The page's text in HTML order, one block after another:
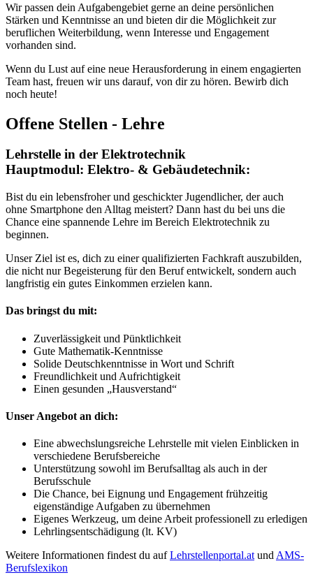
Wir passen dein Aufgabengebiet gerne an deine persönlichen
Stärken und Kenntnisse an und bieten dir die Möglichkeit zur
beruflichen Weiterbildung, wenn Interesse und Engagement
vorhanden sind.
Wenn du Lust auf eine neue Herausforderung in einem engagierten
Team hast, freuen wir uns darauf, von dir zu hören. Bewirb dich
noch heute!
Offene Stellen - Lehre
Lehrstelle in der Elektrotechnik
Hauptmodul: Elektro- & Gebäudetechnik:
Bist du ein lebensfroher und geschickter Jugendlicher, der auch
ohne Smartphone den Alltag meistert? Dann hast du bei uns die
Chance eine spannende Lehre im Bereich Elektrotechnik zu
beginnen.
Unser Ziel ist es, dich zu einer qualifizierten Fachkraft auszubilden,
die nicht nur Begeisterung für den Beruf entwickelt, sondern auch
langfristig ein gutes Einkommen erzielen kann.
Das bringst du mit:
Zuverlässigkeit und Pünktlichkeit
Gute Mathematik-Kenntnisse
Solide Deutschkenntnisse in Wort und Schrift
Freundlichkeit und Aufrichtigkeit
Einen gesunden „Hausverstand“
Unser Angebot an dich:
Eine abwechslungsreiche Lehrstelle mit vielen Einblicken in
verschiedene Berufsbereiche
Unterstützung sowohl im Berufsalltag als auch in der
Berufsschule
Die Chance, bei Eignung und Engagement frühzeitig
eigenständige Aufgaben zu übernehmen
Eigenes Werkzeug, um deine Arbeit professionell zu erledigen
Lehrlingsentschädigung (lt. KV)
Weitere Informationen findest du aufLehrstellenportal.at und AMS-
Berufslexikon